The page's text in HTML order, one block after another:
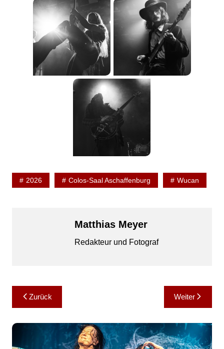
2026 Colos-Saal Aschaffenburg Wucan
Matthias Meyer
Redakteur und Fotograf
Beitragsnavigation
Zurück Weiter